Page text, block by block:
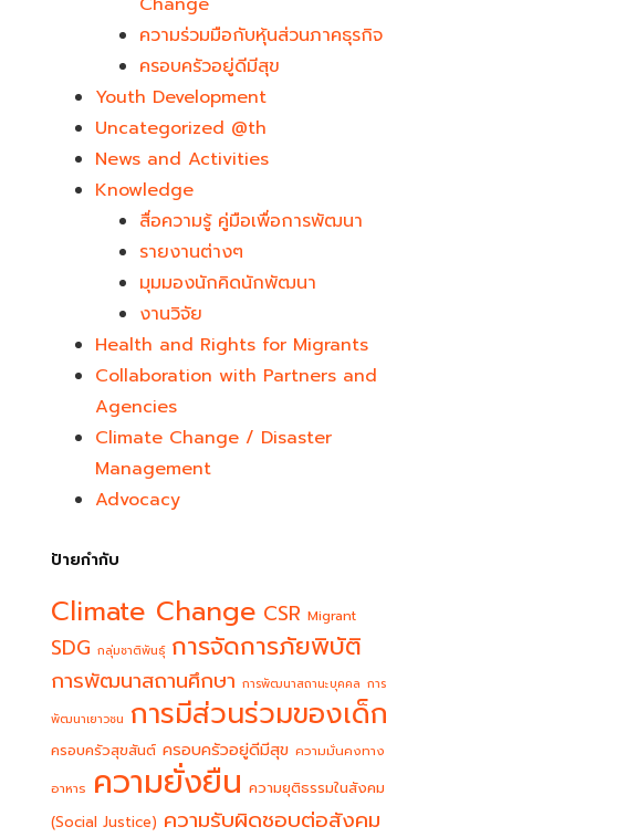
ความร่วมมือกับหุ้นส่วนภาคธุรกิจ
ครอบครัวอยู่ดีมีสุข
Youth Development​
Uncategorized @th
News and Activities
Knowledge
สื่อความรู้ คู่มือเพื่อการพัฒนา
รายงานต่างๆ
มุมมองนักคิดนักพัฒนา
งานวิจัย
Health and Rights for Migrants
Collaboration with Partners and
Agencies
Climate Change / Disaster
Management
Advocacy
ป้ายกำกับ
Climate Change CSR Migrant
SDG กลุ่มชาติพันธุ์ การจัดการภัยพิบัติ
การพัฒนาสถานศึกษา การพัฒนาสถานะบุคคล การ
พัฒนาเยาวชน การมีส่วนร่วมของเด็ก
ครอบครัวสุขสันต์ ครอบครัวอยู่ดีมีสุข ความมั่นคงทาง
อาหาร ความยั่งยืน ความยุติธรรมในสังคม
(Social Justice) ความรับผิดชอบต่อสังคม